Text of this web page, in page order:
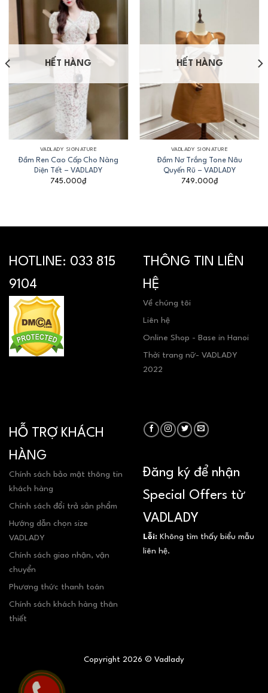
HẾT HÀNG
VADLADY SIGNATURE
Đầm Ren Cao Cấp Cho Nàng
Diện Tết – VADLADY
745.000₫
HẾT HÀNG
VADLADY SIGNATURE
Đầm Nơ Trắng Tone Nâu
Quyến Rũ – VADLADY
749.000₫
HOTLINE: 033 815
9104
THÔNG TIN LIÊN
HỆ
Về chúng tôi
Liên hệ
Online Shop - Base in Hanoi
Thời trang nữ- VADLADY
2022
HỖ TRỢ KHÁCH
HÀNG
Chính sách bảo mật thông tin
khách hàng
Chính sách đổi trả sản phẩm
Hướng dẫn chọn size
VADLADY
Chính sách giao nhận, vận
chuyển
Phương thức thanh toán
Chính sách khách hàng thân
thiết
Đăng ký để nhận
Special Offers từ
VADLADY
Lỗi: Không tìm thấy biểu mẫu
liên hệ.
Copyright 2026 © Vadlady